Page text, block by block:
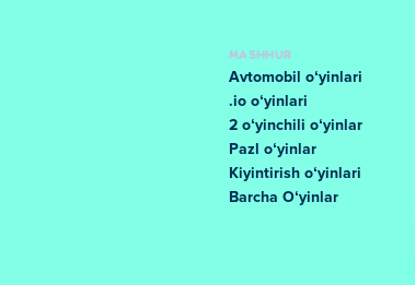
MASHHUR
Avtomobil oʻyinlari
.io oʻyinlari
2 oʻyinchili oʻyinlar
Pazl oʻyinlar
Kiyintirish oʻyinlari
Barcha Oʻyinlar